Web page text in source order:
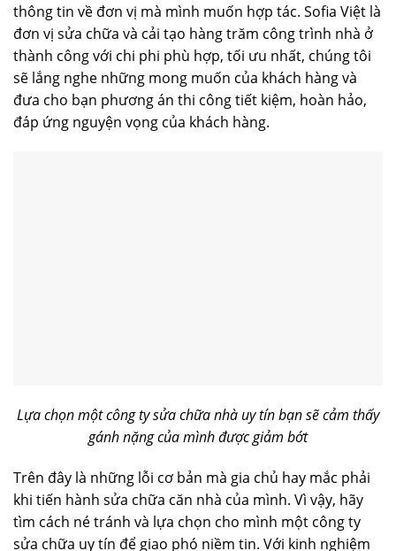
thông tin về đơn vị mà mình muốn hợp tác. Sofia Việt là
đơn vị sửa chữa và cải tạo hàng trăm công trình nhà ở
thành công với chi phi phù hợp, tối ưu nhất, chúng tôi
sẽ lắng nghe những mong muốn của khách hàng và
đưa cho bạn phương án thi công tiết kiệm, hoàn hảo,
đáp ứng nguyện vọng của khách hàng.
Lựa chọn một công ty sửa chữa nhà uy tín bạn sẽ cảm thấy
gánh nặng của mình được giảm bớt
Trên đây là những lỗi cơ bản mà gia chủ hay mắc phải
khi tiến hành sửa chữa căn nhà của mình. Vì vậy, hãy
tìm cách né tránh và lựa chọn cho mình một công ty
sửa chữa uy tín để giao phó niềm tin. Với kinh nghiệm